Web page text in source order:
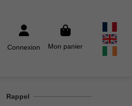
Connexion Mon panier
Rappel